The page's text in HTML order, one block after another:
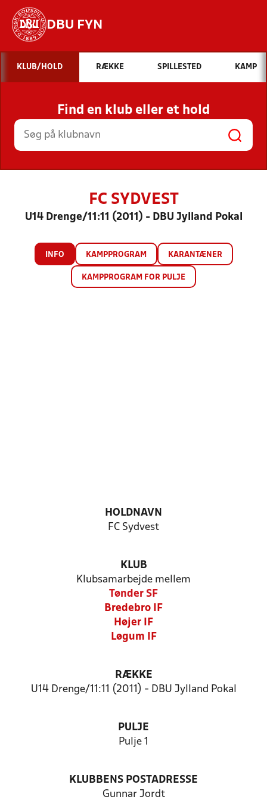
DBU FYN
Hvad vil du søge efter?
INDHOLD OG NYHEDER
STILLINGER, RESULTATER, KLUBBER OG
HOLD
KLUB/HOLD RÆKKE SPILLESTED KAMP
Find en klub eller et hold
FC SYDVEST
U14 Drenge/11:11 (2011) - DBU Jylland Pokal
INFO KAMPPROGRAM KARANTÆNER
KAMPPROGRAM FOR PULJE
HOLDNAVN
FC Sydvest
KLUB
Klubsamarbejde mellem
Tønder SF
Bredebro IF
Højer IF
Løgum IF
RÆKKE
U14 Drenge/11:11 (2011) - DBU Jylland Pokal
PULJE
Pulje 1
KLUBBENS POSTADRESSE
Gunnar Jordt